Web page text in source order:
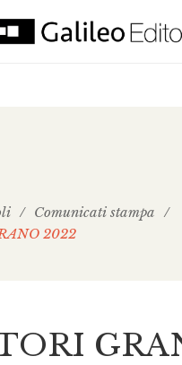
/ Comunicati stampa /
2022